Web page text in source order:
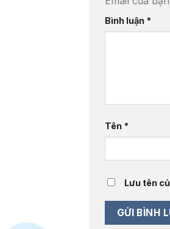
Bình luận *
Tên *
Lưu tên